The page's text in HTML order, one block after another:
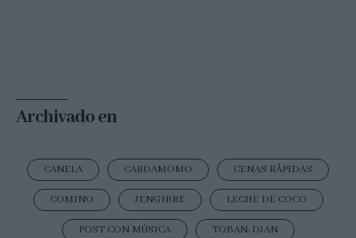
Archivado en
CANELA CARDAMOMO CENAS RÁPIDAS
COMINO JENGIBRE LECHE DE COCO
POST CON MÚSICA TOBAN-DJAN